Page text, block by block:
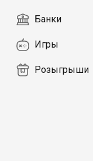
Банки
Игры
Розыгрыши